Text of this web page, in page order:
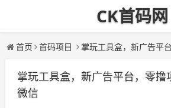
CK首码网
首页 首码项目 掌玩工具盒，新广告平台
掌玩工具盒，新广告平台，零撸
微信